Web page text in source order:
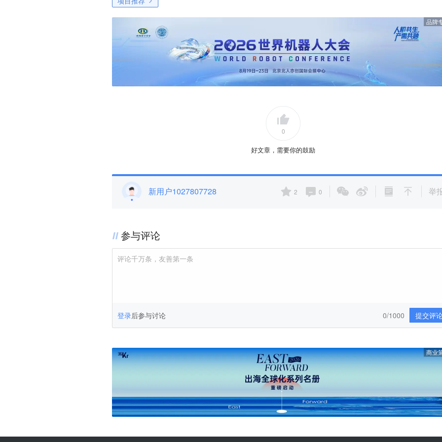
品牌
0
好文章，需要你的鼓励
新用户1027807728 2 0 举
参与评论
评论千万条，友善第一条
登录后参与讨论 提交评
0/1000
商业